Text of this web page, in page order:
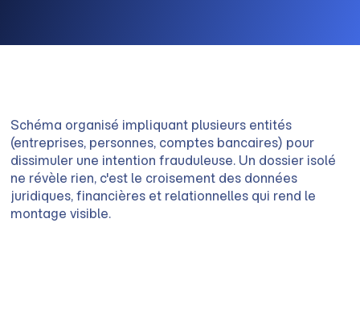
Schéma organisé impliquant plusieurs entités
(entreprises, personnes, comptes bancaires) pour
dissimuler une intention frauduleuse. Un dossier isolé
ne révèle rien, c'est le croisement des données
juridiques, financières et relationnelles qui rend le
montage visible.